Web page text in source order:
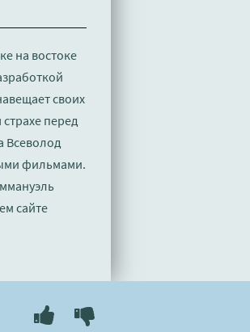
на востоке
своих
перед
Всеволод
фильмами.
сайте